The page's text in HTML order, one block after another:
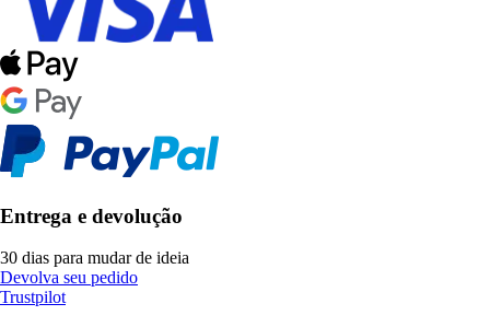
Entrega e devolução
30 dias para mudar de ideia
Devolva seu pedido
Trustpilot